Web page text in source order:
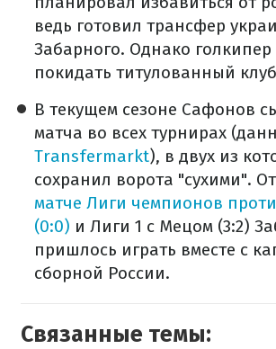
ведь готовил трансфер
Забарного. Однако голкипер
покидать титулованный
В текущем сезоне Сафонов
матча во всех турнирах
Transfermarkt), в двух из
сохранил ворота "сухими".
матче Лиги чемпионов
(0:0) и Лиги 1 с Мецом (3:2)
пришлось играть вместе с
сборной России.
Связанные темы: